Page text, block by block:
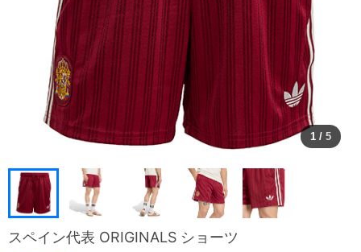
1 / 5
スペイン代表 ORIGINALS ショーツ